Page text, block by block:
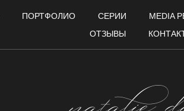
ПОРТФОЛИО СЕРИИ MEDIA
ОТЗЫВЫ